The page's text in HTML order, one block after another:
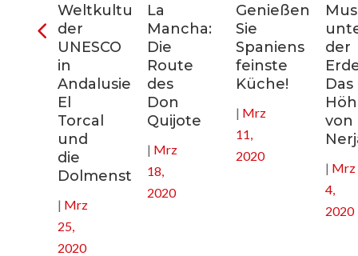
Weltkulturerbe
der
UNESCO
in
Andalusien:
El
Torcal
und
die
Dolmenstätten
| Mrz
25,
2020
La
Mancha:
Die
Route
des
Don
Quijote
| Mrz
18,
2020
Genießen
Sie
Spaniens
feinste
Küche!
| Mrz
11,
2020
der
Das
von
| Mrz
4,
2020